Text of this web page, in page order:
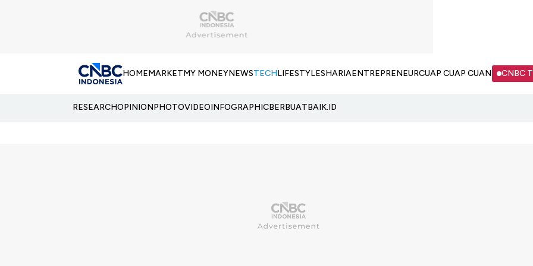
HOMEMARKETMY MONEYNEWSTECHLIFESTYLESHARIAENTREPRENEURCUAP CUAP CUAN CNBC
RESEARCHOPINIONPHOTOVIDEOINFOGRAPHICBERBUATBAIK.ID